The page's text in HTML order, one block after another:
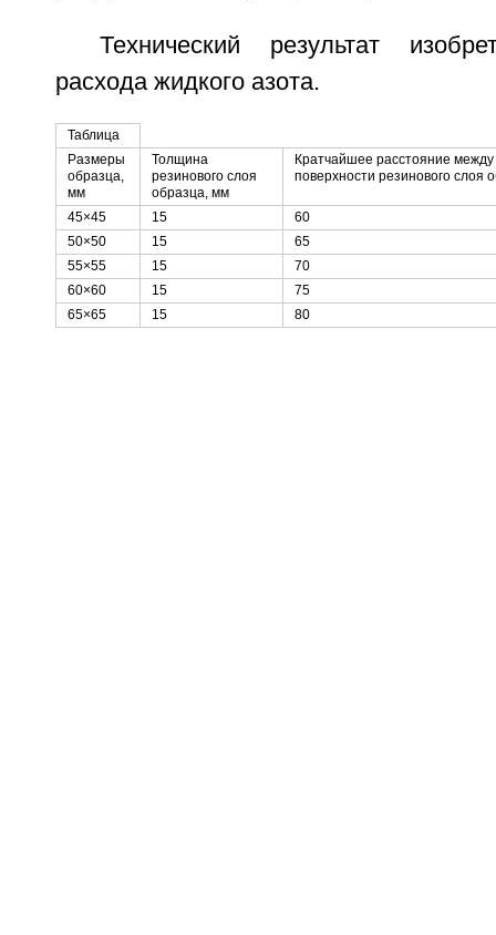
Технический результат
расхода жидкого азота.
Таблица
Размеры
образца,
мм
Толщина
резинового слоя
образца, мм
Кратчайшее расстояние
поверхности резинового слоя
45×45 15
60
50×50
15
65
55×55
15
70
60×60
15
75
65×65
15 80